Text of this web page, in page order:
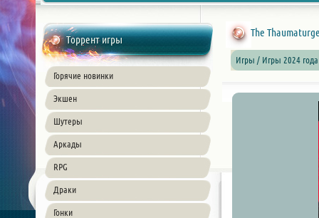
Торрент игры
Горячие новинки
Экшен
Шутеры
Аркады
RPG
Драки
Гонки
The
Игры / Игры 2024